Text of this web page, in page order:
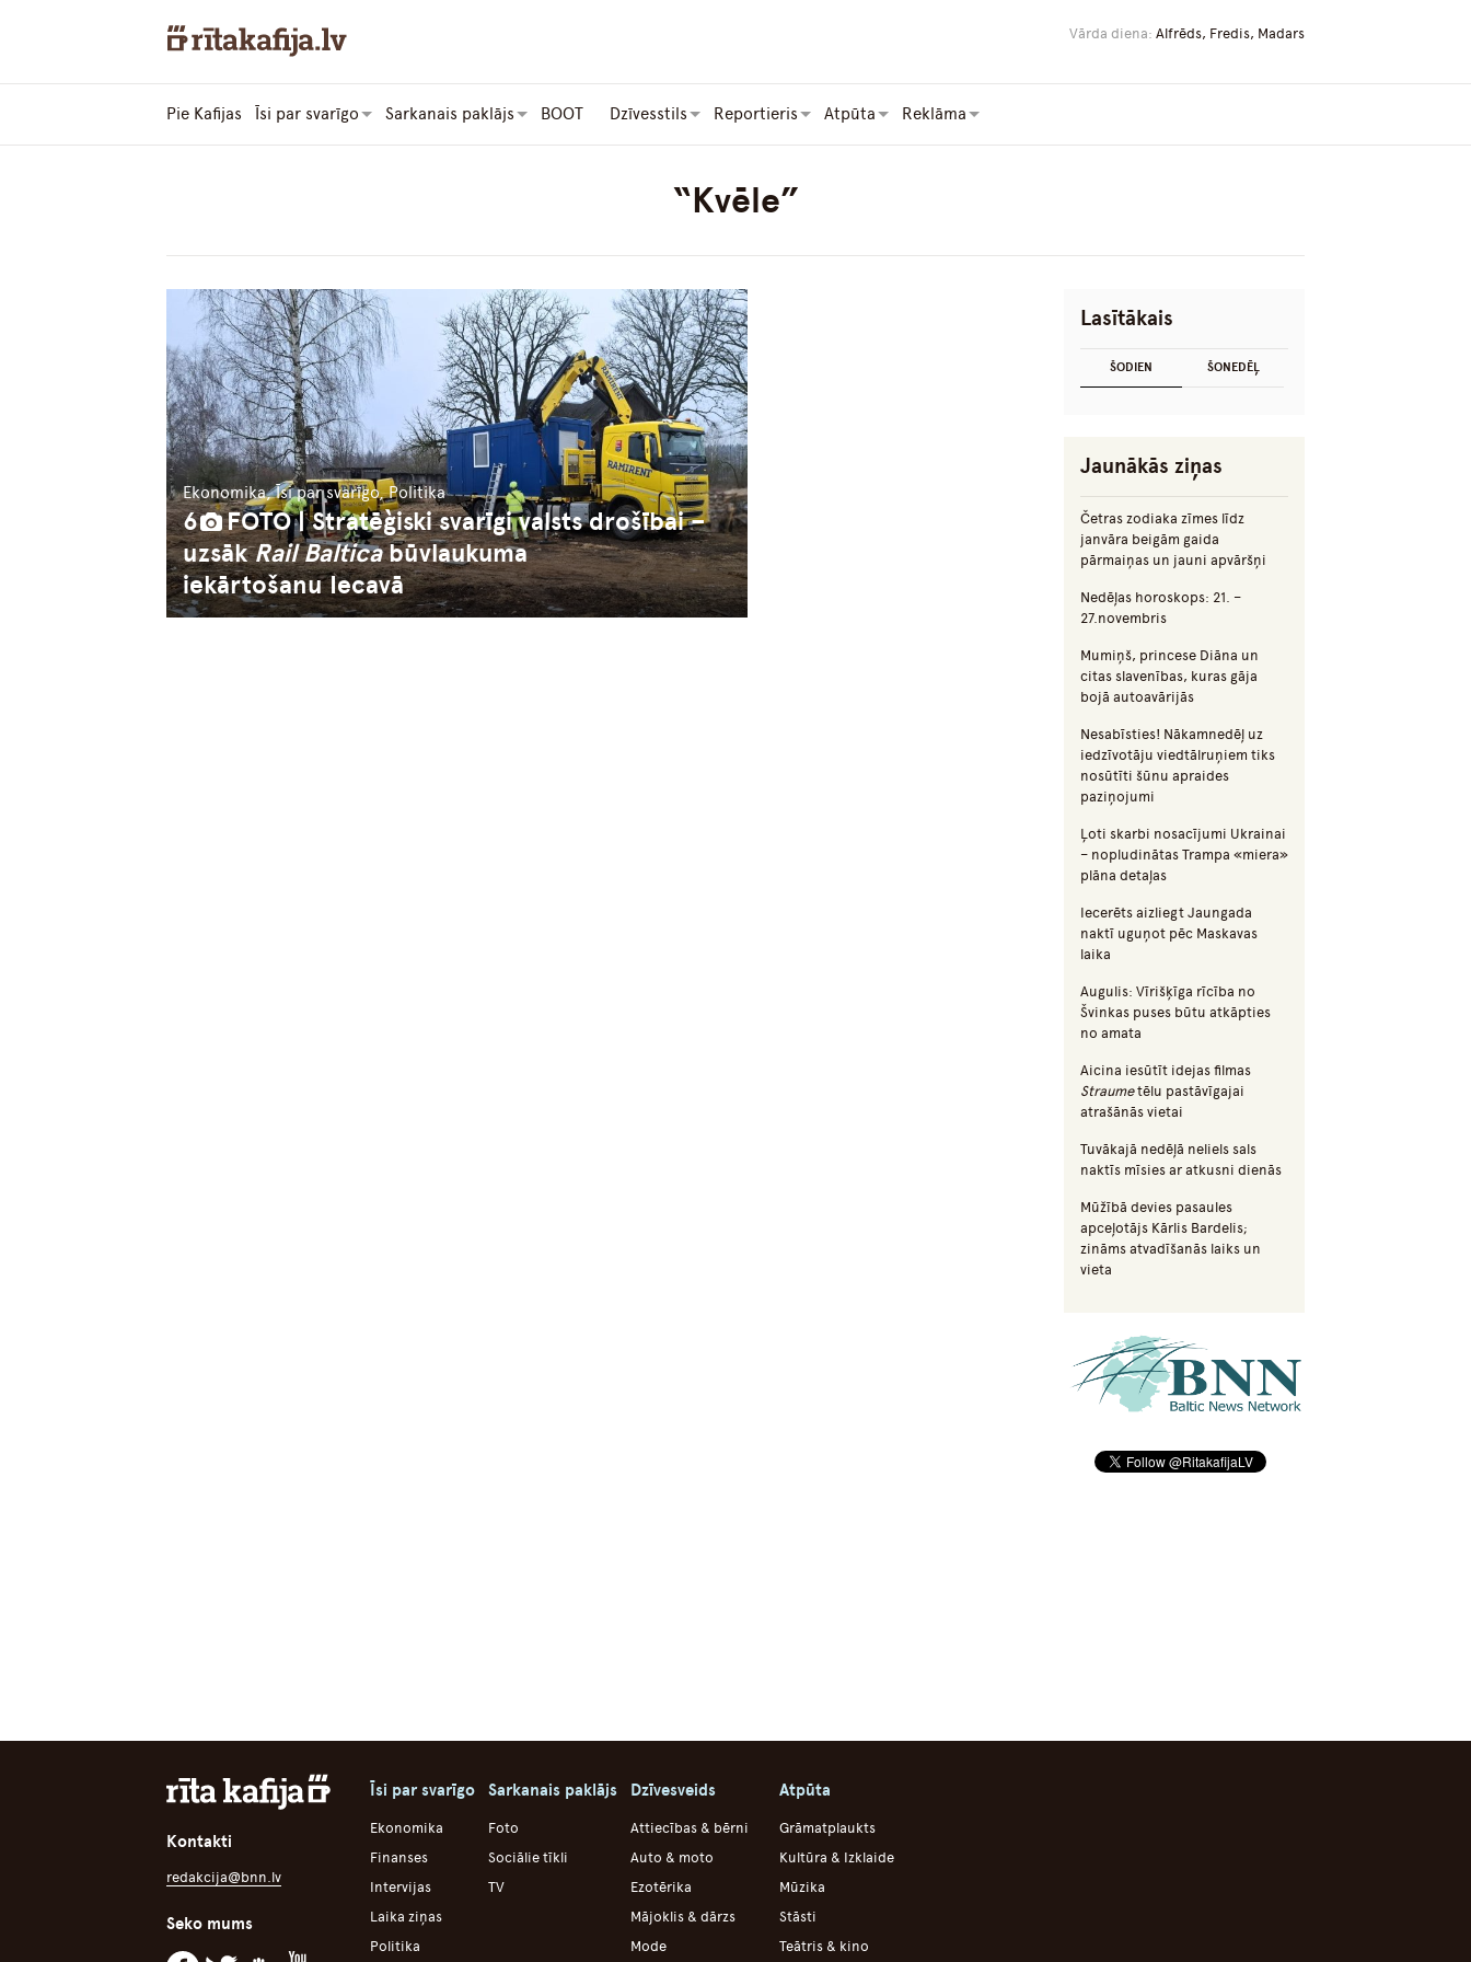
Vārda diena: Alfrēds, Fredis, Madars
Pie Kafijas Īsi par svarīgo Sarkanais paklājs BOOT Dzīvesstils Reportieris Atpūta Reklāma
“Kvēle”
Ekonomika, Īsi par svarīgo, Politika
6
FOTO | Stratēģiski svarīgi valsts drošībai –
uzsākRail Balticabūvlaukuma
iekārtošanu Iecavā
Lasītākais
ŠODIEN ŠONEDĒĻ
Jaunākās ziņas
Četras zodiaka zīmes līdz
janvāra beigām gaida
pārmaiņas un jauni apvāršņi
Nedēļas horoskops: 21. –
27.novembris
Mumiņš, princese Diāna un
citas slavenības, kuras gāja
bojā autoavārijās
Nesabīsties! Nākamnedēļ uz
iedzīvotāju viedtālruņiem tiks
nosūtīti šūnu apraides
paziņojumi
Ļoti skarbi nosacījumi Ukrainai
– nopludinātas Trampa «miera»
plāna detaļas
Iecerēts aizliegt Jaungada
naktī uguņot pēc Maskavas
laika
Augulis: Vīrišķīga rīcība no
Švinkas puses būtu atkāpties
no amata
Aicina iesūtīt idejas filmas
Straumetēlu pastāvīgajai
atrašānās vietai
Tuvākajā nedēļā neliels sals
naktīs mīsies ar atkusni dienās
Mūžībā devies pasaules
apceļotājs Kārlis Bardelis;
zināms atvadīšanās laiks un
vieta
Kontakti
redakcija@bnn.lv
Seko mums
Īsi par svarīgo
Ekonomika
Finanses
Intervijas
Laika ziņas
Politika
Sarkanais paklājs
Foto
Sociālie tīkli
TV
Dzīvesveids
Attiecības & bērni
Auto & moto
Ezotērika
Mājoklis & dārzs
Mode
Atpūta
Grāmatplaukts
Kultūra & Izklaide
Mūzika
Stāsti
Teātris & kino